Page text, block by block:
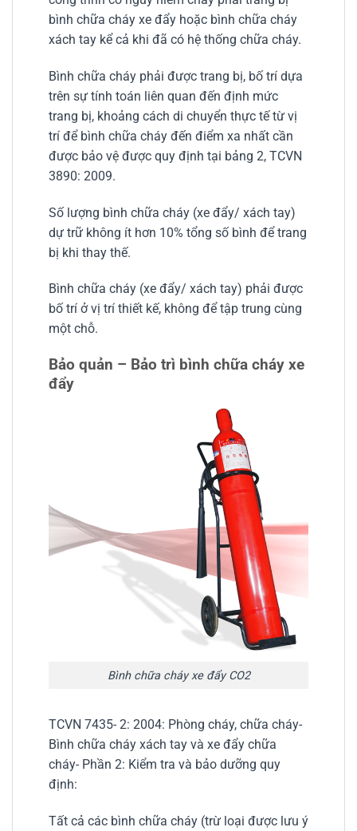
bình chữa cháy xe đẩy hoặc bình chữa cháy
xách tay kể cả khi đã có hệ thống chữa cháy.
Bình chữa cháy phải được trang bị, bố trí dựa
trên sự tính toán liên quan đến định mức
trang bị, khoảng cách di chuyển thực tế từ vị
trí để bình chữa cháy đến điểm xa nhất cần
được bảo vệ được quy định tại bảng 2, TCVN
3890: 2009.
Số lượng bình chữa cháy (xe đẩy/ xách tay)
dự trữ không ít hơn 10% tổng số bình để trang
bị khi thay thế.
Bình chữa cháy (xe đẩy/ xách tay) phải được
bố trí ở vị trí thiết kế, không để tập trung cùng
một chỗ.
Bảo quản – Bảo trì bình chữa cháy xe
đẩy
Bình chữa cháy xe đẩy CO2
TCVN 7435- 2: 2004: Phòng cháy, chữa cháy-
Bình chữa cháy xách tay và xe đẩy chữa
cháy- Phần 2: Kiểm tra và bảo dưỡng quy
định:
Tất cả các bình chữa cháy (trừ loại được lưu ý